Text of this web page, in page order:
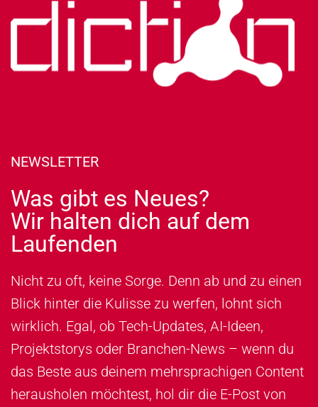
NEWSLETTER
Was gibt es Neues?
Wir halten dich auf dem
Laufenden
Nicht zu oft, keine Sorge. Denn ab und zu einen
Blick hinter die Kulisse zu werfen, lohnt sich
wirklich. Egal, ob Tech-Updates, AI-Ideen,
Projektstorys oder Branchen-News – wenn du
das Beste aus deinem mehrsprachigen Content
herausholen möchtest, hol dir die E-Post von